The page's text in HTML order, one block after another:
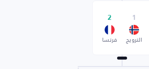
1
النرويج
2
فرنسا